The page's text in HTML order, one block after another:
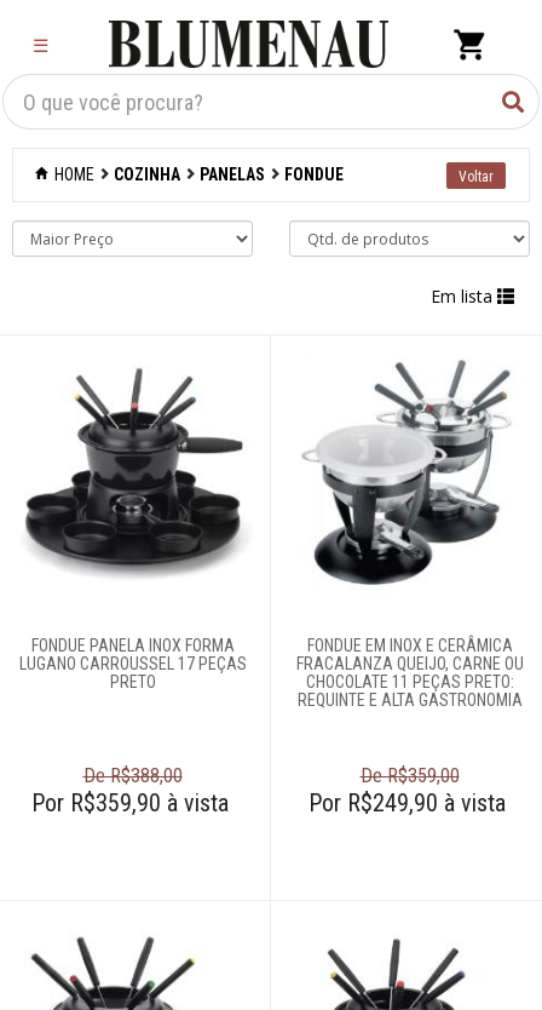
☰
Criar Lista×
Organização
Acessórios para
cozinhar
Acessórios para
organizar
Acessórios para
servir
Panelas
Caçarolas
Espagueteiras
Fervedores
HOME COZINHA PANELAS FONDUE
Em lista
FONDUE PANELA INOX FORMA
LUGANO CARROUSSEL 17 PEÇAS
PRETO
De R$388,00
Por R$359,90 à vista
FONDUE EM INOX E CERÂMICA
FRACALANZA QUEIJO, CARNE OU
CHOCOLATE 11 PEÇAS PRETO:
REQUINTE E ALTA GASTRONOMIA
De R$359,00
Por R$249,90 à vista